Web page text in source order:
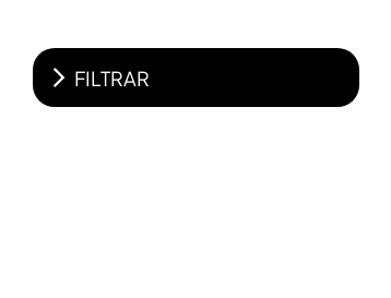
FILTRAR